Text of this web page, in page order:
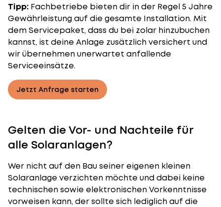
Tipp: Fachbetriebe bieten dir in der Regel 5 Jahre
Gewährleistung auf die gesamte Installation. Mit
dem Servicepaket, dass du bei zolar hinzubuchen
kannst, ist deine Anlage zusätzlich versichert und
wir übernehmen unerwartet anfallende
Serviceeinsätze.
Jetzt Anfrage starten
Gelten die Vor- und Nachteile für
alle Solaranlagen?
Wer nicht auf den Bau seiner eigenen kleinen
Solaranlage verzichten möchte und dabei keine
technischen sowie elektronischen Vorkenntnisse
vorweisen kann, der sollte sich lediglich auf die